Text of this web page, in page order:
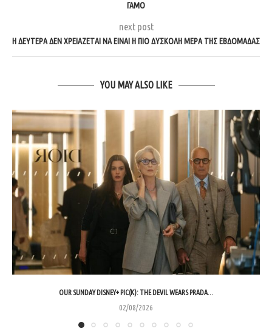
ΓΆΜΟ
next post
Η ΔΕΥΤΈΡΑ ΔΕΝ ΧΡΕΙΆΖΕΤΑΙ ΝΑ ΕΊΝΑΙ Η ΠΙΟ ΔΎΣΚΟΛΗ ΜΈΡΑ ΤΗΣ ΕΒΔΟΜΆΔΑΣ
YOU MAY ALSO LIKE
OUR SUNDAY DISNEY+ PIC(K): THE DEVIL WEARS PRADA...
02/08/2026